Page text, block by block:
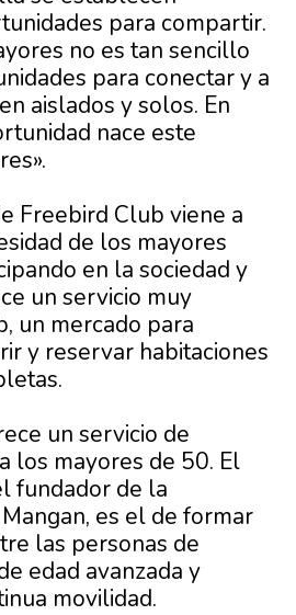
para compartir.
no es tan sencillo
para conectar y a
aislados y solos. En
nace este
Freebird Club viene a
de los mayores
en la sociedad y
un servicio muy
un mercado para
y reservar habitaciones
un servicio de
los mayores de 50. El
fundador de la
es el de formar
las personas de
edad avanzada y
movilidad.